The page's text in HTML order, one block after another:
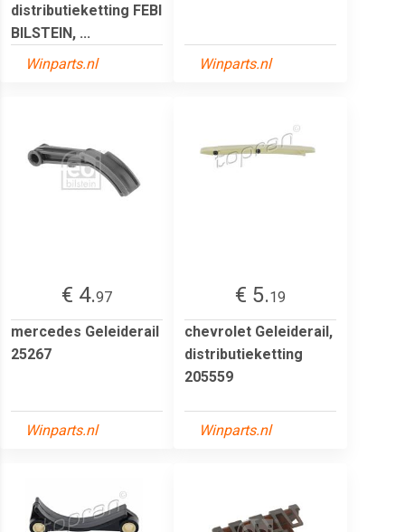
distributieketting FEBI
BILSTEIN, ...
Winparts.nl
Winparts.nl
€ 4.97
mercedes Geleiderail
25267
Winparts.nl
€ 5.19
chevrolet Geleiderail,
distributieketting
205559
Winparts.nl